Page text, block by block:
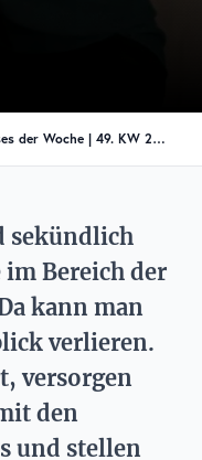
Die EDM-Releases der Woche | 49. KW 2020
sekündlich
Bereich der
kann man
verlieren.
versorgen
den
und stellen